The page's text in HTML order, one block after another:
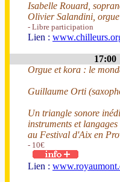
Isabelle Rouard,
Olivier Salandini, orgue
- Libre participation
Lien :
17:00
Orgue et kora : le
Guillaume Orti
Un triangle sonore
instruments et
au Festival d'Aix en
- 10€
Lien :